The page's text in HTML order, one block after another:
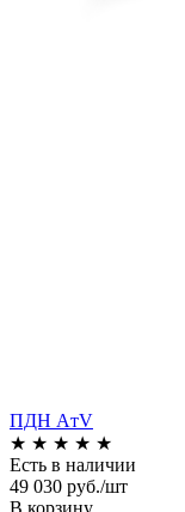
ПДН AтV
★ ★ ★ ★ ★
Есть в наличии
49 030 руб./шт
В корзину